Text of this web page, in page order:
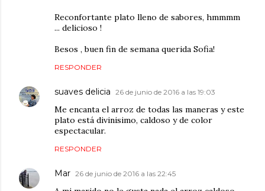
Reconfortante plato lleno de sabores, hmmmm
... delicioso !
Besos , buen fin de semana querida Sofia!
RESPONDER
suaves delicia 26 de junio de 2016 a las 19:03
Me encanta el arroz de todas las maneras y este
plato está divinisimo, caldoso y de color
espectacular.
RESPONDER
Mar 26 de junio de 2016 a las 22:45